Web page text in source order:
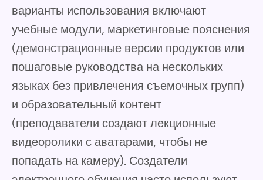
варианты использования включают
учебные модули, маркетинговые пояснения
(демонстрационные версии продуктов или
пошаговые руководства на нескольких
языках без привлечения съемочных групп)
и образовательный контент
(преподаватели создают лекционные
видеоролики с аватарами, чтобы не
попадать на камеру). Создатели